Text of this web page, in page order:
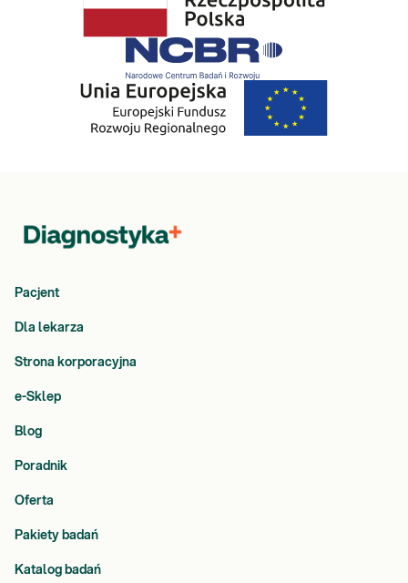
Pacjent
Dla lekarza
Strona korporacyjna
e-Sklep
Blog
Poradnik
Oferta
Pakiety badań
Katalog badań